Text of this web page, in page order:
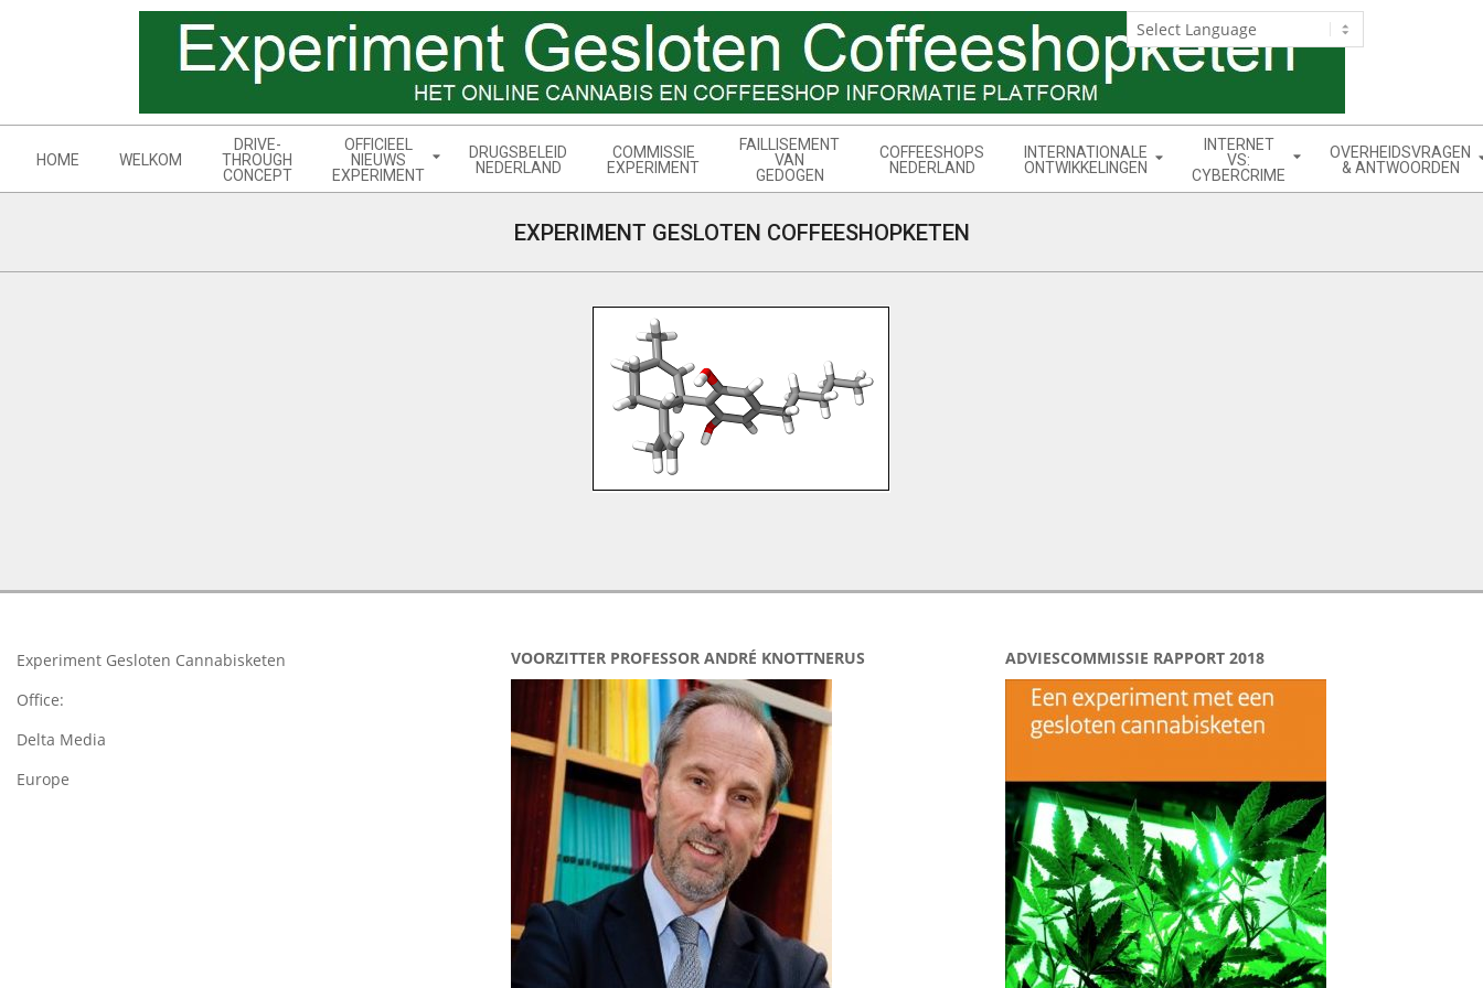
Menu
HOME WELKOM
DRIVE-
THROUGH
CONCEPT
OFFICIEEL
NIEUWS
EXPERIMENT
DRUGSBELEID
NEDERLAND
COMMISSIE
EXPERIMENT
FAILLISEMENT
VAN
GEDOGEN
COFFEESHOPS
NEDERLAND
INTERNATIONALE
ONTWIKKELINGEN
INTERNET
VS:
CYBERCRIME
OVERHEIDSVRAGEN
& ANTWOORDEN
EXPERIMENT GESLOTEN COFFEESHOPKETEN
03-
Experiment Gesloten Cannabisketen
Office:
Delta Media
Europe
VOORZITTER PROFESSOR ANDRÉ KNOTTNERUS ADVIESCOMMISSIE RAPPORT 2018